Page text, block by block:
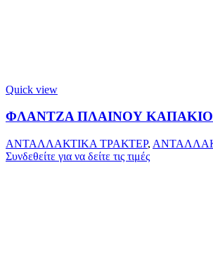
Quick view
ΦΛΑΝΤΖΑ ΠΛΑΙΝΟΥ
ΑΝΤΑΛΛΑΚΤΙΚΑ ΤΡΑΚΤΕΡ,
Συνδεθείτε για να δείτε τις τιμές